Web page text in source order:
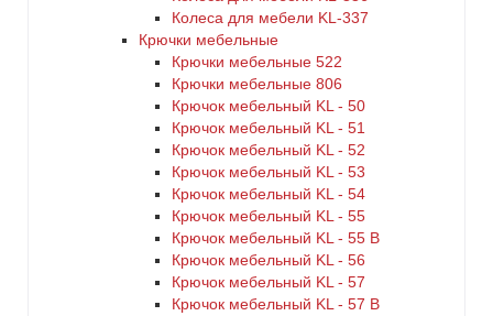
Колеса для мебели KL-337
Крючки мебельные
Крючки мебельные 522
Крючки мебельные 806
Крючок мебельный KL - 50
Крючок мебельный KL - 51
Крючок мебельный KL - 52
Крючок мебельный KL - 53
Крючок мебельный KL - 54
Крючок мебельный KL - 55
Крючок мебельный KL - 55 B
Крючок мебельный KL - 56
Крючок мебельный KL - 57
Крючок мебельный KL - 57 B